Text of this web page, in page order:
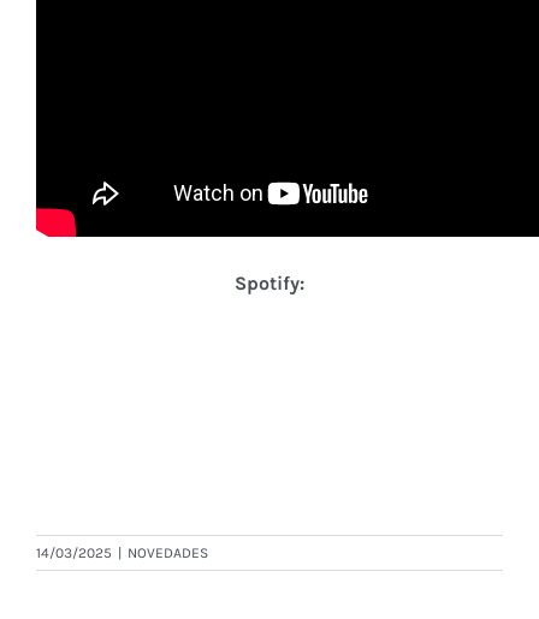
Spotify:
14/03/2025 | NOVEDADES